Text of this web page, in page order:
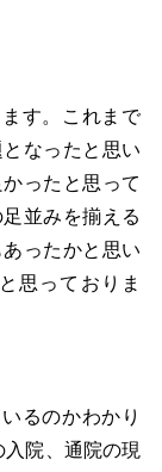
す。これまで
なったと思い
ったと思って
並みを揃える
ったかと思い
思っておりま
るのかわかり
院、通院の現